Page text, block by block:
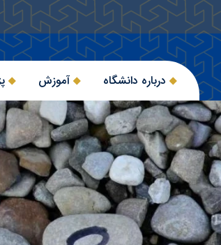
درباره دانشگاه آموزش